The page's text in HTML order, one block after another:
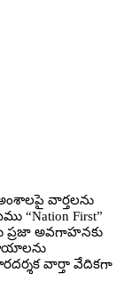
వార్తలను
“Nation First”
ప్రజా అవగాహనకు
వార్తా వేదికగా